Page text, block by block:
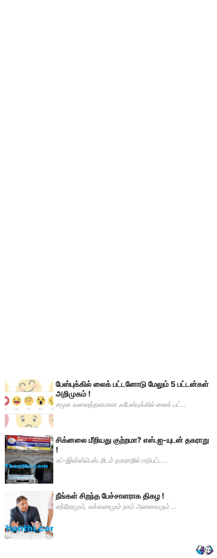
பேஸ்புக்கில் லைக் பட்டனோடு மேலும் 5 பட்டன்கள்
அறிமுகம் !
சமூக வலைத்தளமான ஃபேஸ்புக்கில் லைக் பட்...
சிக்னலை மீறியது குற்றமா? எஸ்.ஐ-யுடன் தகராறு
!
சப்-இன்ஸ்பெக்டரிடம் தகராறில் ஈடுபட்ட...
நீங்கள் சிறந்த பேச்சாளராக திகழ !
எந்நேரமும், எக்கணமும் நாம் அனைவரும் ...